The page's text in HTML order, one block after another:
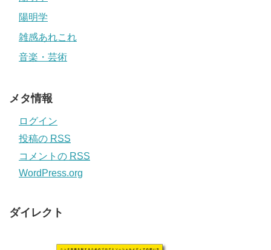
陽明学
雑感あれこれ
音楽・芸術
メタ情報
ログイン
投稿の RSS
コメントの RSS
WordPress.org
ダイレクト